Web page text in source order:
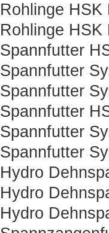
Rohlinge HSK
Rohlinge HSK
Spannfutter
Spannfutter
Spannfutter
Spannfutter
Spannfutter
Spannfutter
Hydro
Hydro
Hydro